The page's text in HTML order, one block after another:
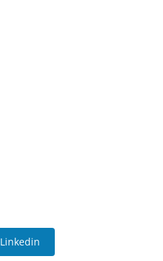
Linkedin